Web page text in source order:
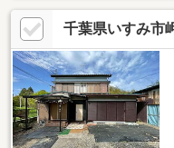
千葉県いすみ市